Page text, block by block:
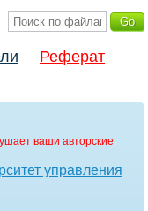
Реферат
ваши авторские
управления